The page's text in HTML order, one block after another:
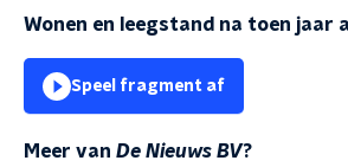
Wonen en leegstand na toen jaar
Speel fragment af
Meer van De Nieuws BV?